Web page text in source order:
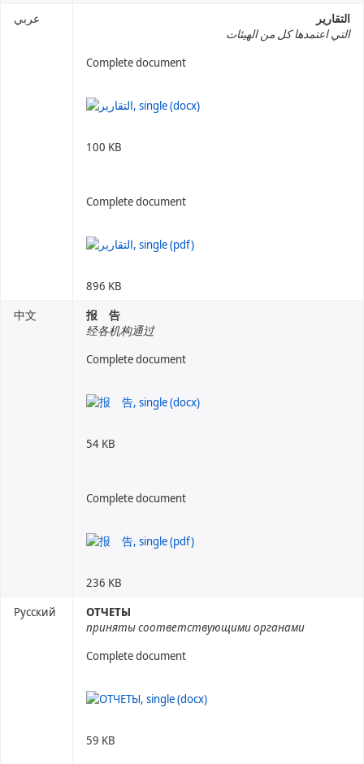
عربي
التقارير
التي اعتمدها كل من الهيئات
Complete document
100 KB
Complete document
896 KB
中文
报 告
经各机构通过
Complete document
54 KB
Complete document
236 KB
Русский
ОТЧЕТЫ
приняты соответствующими органами
Complete document
59 KB